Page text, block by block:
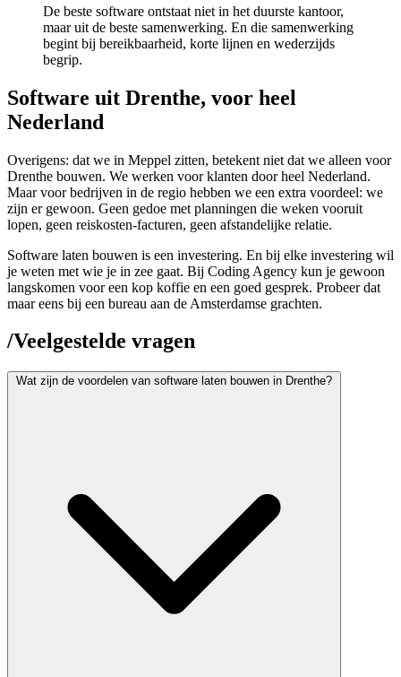
De beste software ontstaat niet in het duurste kantoor,
maar uit de beste samenwerking. En die samenwerking
begint bij bereikbaarheid, korte lijnen en wederzijds
begrip.
Software uit Drenthe, voor heel
Nederland
Overigens: dat we in Meppel zitten, betekent niet dat we alleen voor
Drenthe bouwen. We werken voor klanten door heel Nederland.
Maar voor bedrijven in de regio hebben we een extra voordeel: we
zijn er gewoon. Geen gedoe met planningen die weken vooruit
lopen, geen reiskosten-facturen, geen afstandelijke relatie.
Software laten bouwen is een investering. En bij elke investering wil
je weten met wie je in zee gaat. Bij Coding Agency kun je gewoon
langskomen voor een kop koffie en een goed gesprek. Probeer dat
maar eens bij een bureau aan de Amsterdamse grachten.
/Veelgestelde vragen
Wat zijn de voordelen van software laten bouwen in Drenthe?